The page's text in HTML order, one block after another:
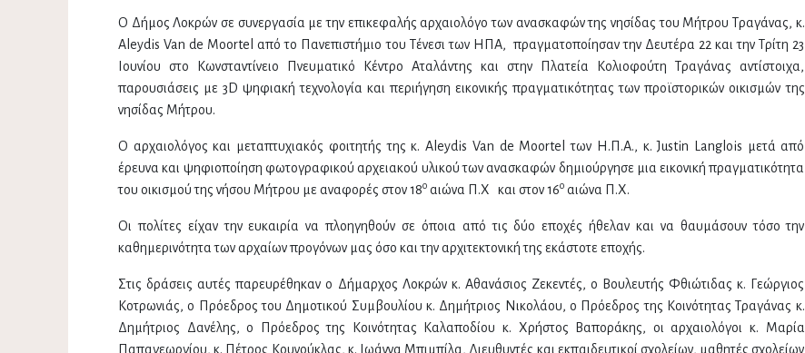
Ο Δήμος Λοκρών σε συνεργασία με την επικεφαλής αρχαιολόγο των ανασκαφών της νησίδας του Μήτρου Τραγάνας, κ.
Aleydis Van de Moortel από το Πανεπιστήμιο του Τένεσι των ΗΠΑ, πραγματοποίησαν την Δευτέρα 22 και την Τρίτη 23
Ιουνίου στο Κωνσταντίνειο Πνευματικό Κέντρο Αταλάντης και στην Πλατεία Κολιοφούτη Τραγάνας αντίστοιχα,
παρουσιάσεις με 3D ψηφιακή τεχνολογία και περιήγηση εικονικής πραγματικότητας των προϊστορικών οικισμών της
νησίδας Μήτρου.
Ο αρχαιολόγος και μεταπτυχιακός φοιτητής της κ. Aleydis Van de Moortel των Η.Π.Α., κ. Justin Langlois μετά από
έρευνα και ψηφιοποίηση φωτογραφικού αρχειακού υλικού των ανασκαφών δημιούργησε μια εικονική πραγματικότητα
του οικισμού της νήσου Μήτρου με αναφορές στον 18ο αιώνα Π.Χ και στον 16ο αιώνα Π.Χ.
Οι πολίτες είχαν την ευκαιρία να πλοηγηθούν σε όποια από τις δύο εποχές ήθελαν και να θαυμάσουν τόσο την
καθημερινότητα των αρχαίων προγόνων μας όσο και την αρχιτεκτονική της εκάστοτε εποχής.
Στις δράσεις αυτές παρευρέθηκαν ο Δήμαρχος Λοκρών κ. Αθανάσιος Ζεκεντές, ο Βουλευτής Φθιώτιδας κ. Γεώργιος
Κοτρωνιάς, ο Πρόεδρος του Δημοτικού Συμβουλίου κ. Δημήτριος Νικολάου, ο Πρόεδρος της Κοινότητας Τραγάνας κ.
Δημήτριος Δανέλης, ο Πρόεδρος της Κοινότητας Καλαποδίου κ. Χρήστος Βαποράκης, οι αρχαιολόγοι κ. Μαρία
Παπαγεωργίου, κ. Πέτρος Κουνούκλας, κ. Ιωάννα Μπιμπίλα, Διευθυντές και εκπαιδευτικοί σχολείων, μαθητές σχολείων